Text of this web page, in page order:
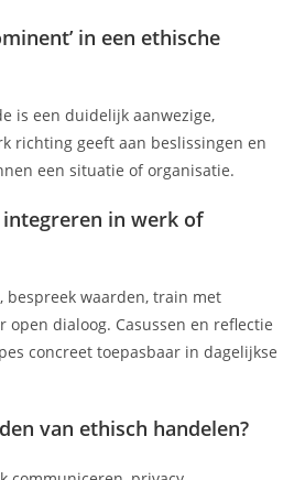
in een ethische
is een duidelijk aanwezige,
richting geeft aan beslissingen en
een situatie of organisatie.
in werk of
bespreek waarden, train met
open dialoog. Casussen en reflectie
concreet toepasbaar in dagelijkse
van ethisch handelen?